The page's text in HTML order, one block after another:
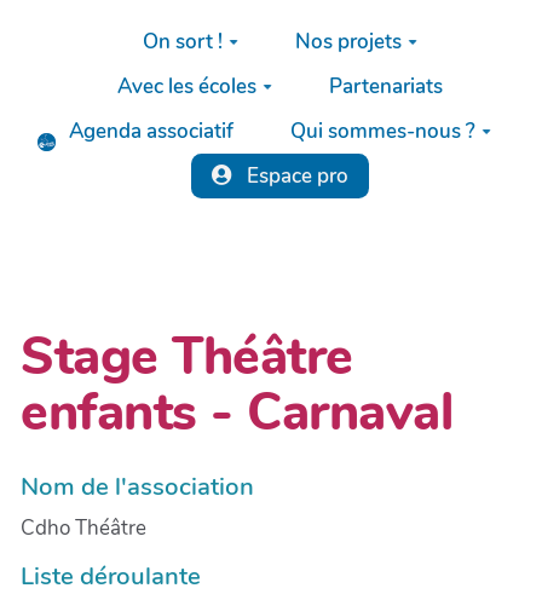
Aller au contenu principal
On sort !
Nos projets
Avec les écoles
Partenariats
Agenda associatif
Qui sommes-nous ?
Espace pro
Stage Théâtre
enfants - Carnaval
Nom de l'association
Cdho Théâtre
Liste déroulante